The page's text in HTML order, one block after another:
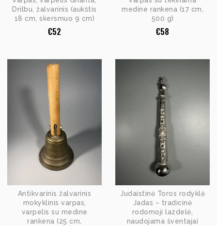
Drilbu, žalvarinis (aukštis
18 cm, skersmuo 9 cm)
€52
medine rankena (17 cm,
500 g)
€58
Antikvarinis žalvarinis
mokyklinis varpas,
varpelis su medine
rankena (25 cm,
Judaistinė Toros rodyklė
Jadas – tradicinė
rodomoji lazdelė,
naudojama šventajai